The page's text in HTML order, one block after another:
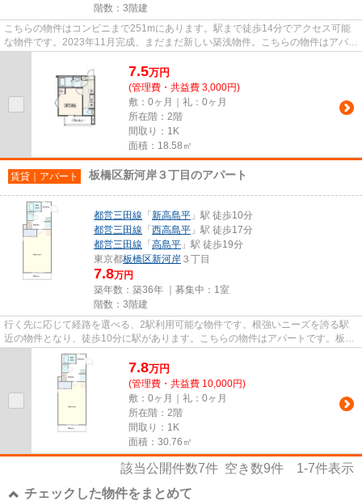
階数：3階建
こちらの物件はコンビニまで251mにあります。駅まで徒歩14分でアクセス可能
な物件です。2023年11月完成、まだまだ新しい築浅物件。こちらの物件はアパー
7.5万円
(管理費・共益費 3,000円)
敷：0ヶ月｜礼：0ヶ月
所在階：2階
間取り：1K
面積：18.58㎡
賃貸｜アパート 板橋区新河岸３丁目のアパート
都営三田線 「 新高島平 」駅 徒歩10分
都営三田線 「 西高島平 」駅 徒歩17分
都営三田線 「 高島平 」駅 徒歩19分
東京都板橋区新河岸 ３丁目
7.8万円
築年数：築36年 ｜募集中： 1室
階数：3階建
行く先に応じて経路を選べる、2駅利用可能な物件です。根強いニーズを誇る駅
近の物件となり、徒歩10分に駅があります。こちらの物件はアパートです。板橋
区エリアにある賃貸情報のこと...
7.8万円
(管理費・共益費 10,000円)
敷：0ヶ月｜礼：0ヶ月
所在階：2階
間取り：1K
面積：30.76㎡
該当公開件数7件 空き数9件 1-7件表示
チェックした物件をまとめて